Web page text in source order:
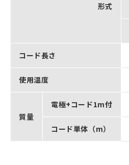
形式
コード長さ
使用温度
質量
電極+コード1m付
コード単体（m）